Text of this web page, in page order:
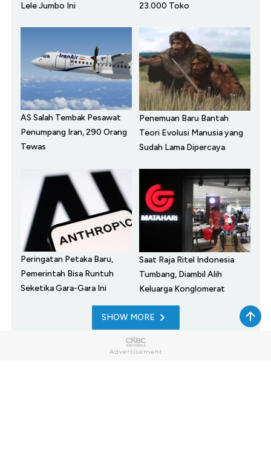
Lele Jumbo Ini
23.000 Toko
AS Salah Tembak Pesawat
Penumpang Iran, 290 Orang
Tewas
Penemuan Baru Bantah
Teori Evolusi Manusia yang
Sudah Lama Dipercaya
Peringatan Petaka Baru,
Pemerintah Bisa Runtuh
Seketika Gara-Gara Ini
Saat Raja Ritel Indonesia
Tumbang, Diambil Alih
Keluarga Konglomerat
SHOW MORE